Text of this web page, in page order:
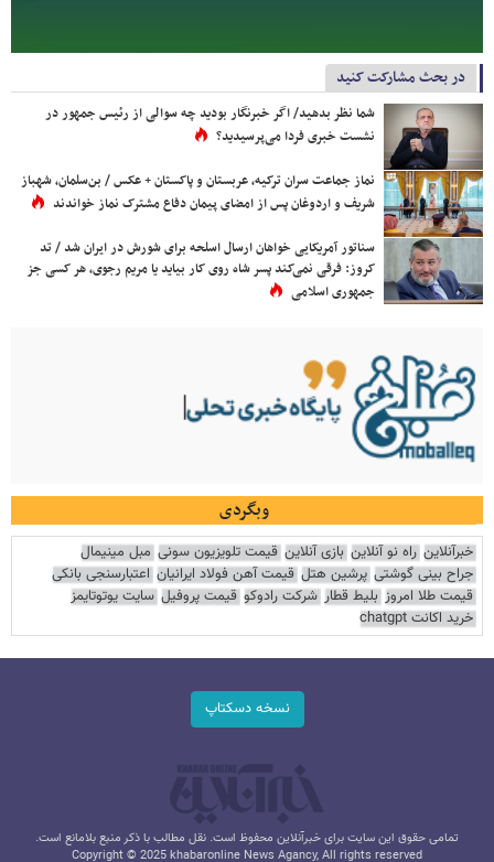
در بحث مشارکت کنید
شما نظر بدهید/ اگر خبرنگار بودید چه سوالی از رئیس جمهور در
نشست خبری فردا می‌پرسیدید؟
نماز جماعت سران ترکیه، عربستان و پاکستان + عکس / بن‌سلمان، شهباز
شریف و اردوغان پس از امضای پیمان دفاع مشترک نماز خواندند
سناتور آمریکایی خواهان ارسال اسلحه برای شورش در ایران شد / تد
کروز: فرقی نمی‌کند پسر شاه روی کار بیاید یا مریم رجوی، هر کسی جز
جمهوری اسلامی
وبگردی
خبرآنلاین راه نو آنلاین بازی آنلاین قیمت تلویزیون سونی مبل مینیمال
جراح بینی گوشتی پرشین هتل قیمت آهن فولاد ایرانیان اعتبارسنجی بانکی
قیمت طلا امروز بلیط قطار شرکت رادوکو قیمت پروفیل سایت یوتوتایمز
خرید اکانت chatgpt
نسخه دسکتاپ
تمامی حقوق این سایت برای خبرآنلاین محفوظ است. نقل مطالب با ذکر منبع بلامانع است.
Copyright © 2025 khabaronline News Agancy, All rights reserved